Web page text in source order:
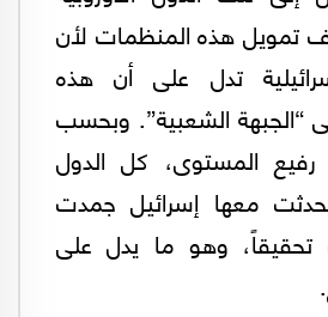
تمويل هذه المنظمات لأن
تدل على أن هذه
“الجبهة الشعبية”. وبحسب
رفيع المستوى، كل الدول
تحدثت معها إسرائيل جمدت
تحقيقاً، وهو ما يدل على